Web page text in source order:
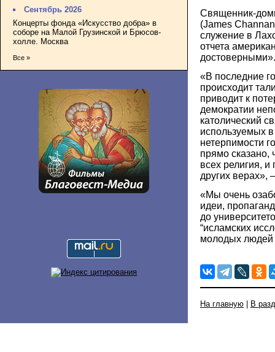
Сентябрь 2026
Концерты фонда «Искусство добра» в
соборе на Малой Грузинской и Брюсов-
холле. Москва
Все »
Священник-
(James
служение в
отчета
достоверными».
«В последние
происходит
приводит к
демократии
католический
используемых
нетерпимости
прямо сказано,
всех религия, и
других верах»,
«Мы очень
идеи,
до
“исламских
молодых людей
На главную В